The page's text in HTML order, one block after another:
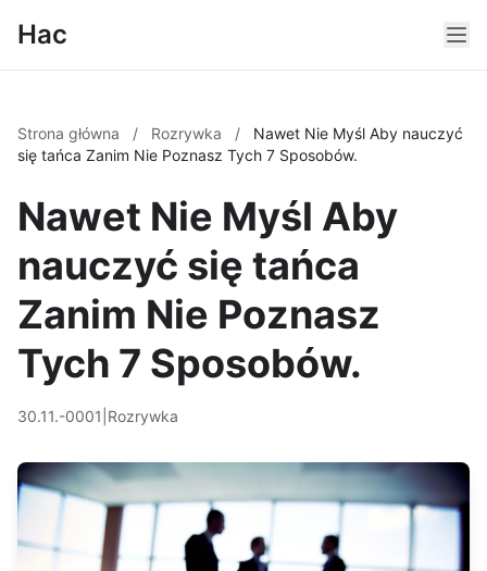
Hac
Strona główna / Rozrywka /
Nawet Nie Myśl Aby nauczyć
się tańca Zanim Nie Poznasz Tych 7 Sposobów.
Nawet Nie Myśl Aby
nauczyć się tańca
Zanim Nie Poznasz
Tych 7 Sposobów.
30.11.-0001 Rozrywka